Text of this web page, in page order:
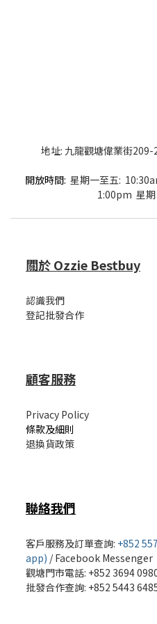
地址: 九龍觀塘偉業街
開放時間: 星期一至五:
1:00pm 星
關於 Ozzie Bestbuy
認識我們
登記批發合作
顧客服務
Privacy Policy
條款及細則
退換貨政策
聯絡我們
客戶服務及訂單查詢: +852
app) /Facebook Messenger
觀塘門市電話: +852 3694
批發合作查詢: +852 5443